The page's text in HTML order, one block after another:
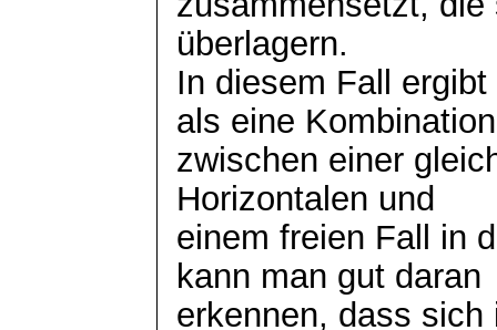
überlagern.
In diesem Fall
als eine Kombination
zwischen einer
Horizontalen und
einem freien Fall in
kann man gut daran
erkennen, dass